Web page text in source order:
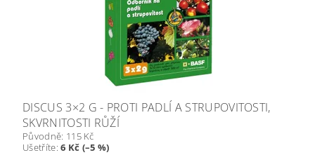
DISCUS 3×2 G - PROTI PADLÍ A STRUPOVITOSTI,
SKVRNITOSTI RŮŽÍ
Původně: 115 Kč
Ušetříte:6 Kč (–5 %)